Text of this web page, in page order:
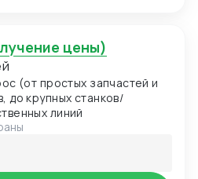
цены)
(от простых запчастей и
до крупных станков/
линий